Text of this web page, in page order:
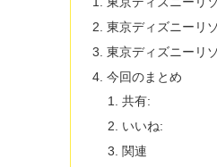
東京ディズニーリ
東京ディズニーリ
今回のまとめ
共有:
いいね:
関連